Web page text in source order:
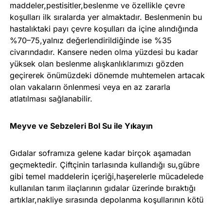
maddeler,pestisitler,beslenme ve özellikle çevre
koşulları ilk sıralarda yer almaktadır. Beslenmenin bu
hastalıktaki payı çevre koşulları da içine alındığında
%70–75,yalnız değerlendirildiğinde ise %35
civarındadır. Kansere neden olma yüzdesi bu kadar
yüksek olan beslenme alışkanlıklarımızı gözden
geçirerek önümüzdeki dönemde muhtemelen artacak
olan vakaların önlenmesi veya en az zararla
atlatılması sağlanabilir.
Meyve ve Sebzeleri Bol Su ile Yıkayın
Gıdalar soframıza gelene kadar birçok aşamadan
geçmektedir. Çiftçinin tarlasında kullandığı su,gübre
gibi temel maddelerin içeriği,haşerelerle mücadelede
kullanılan tarım ilaçlarının gıdalar üzerinde bıraktığı
artıklar,nakliye sırasında depolanma koşullarının kötü